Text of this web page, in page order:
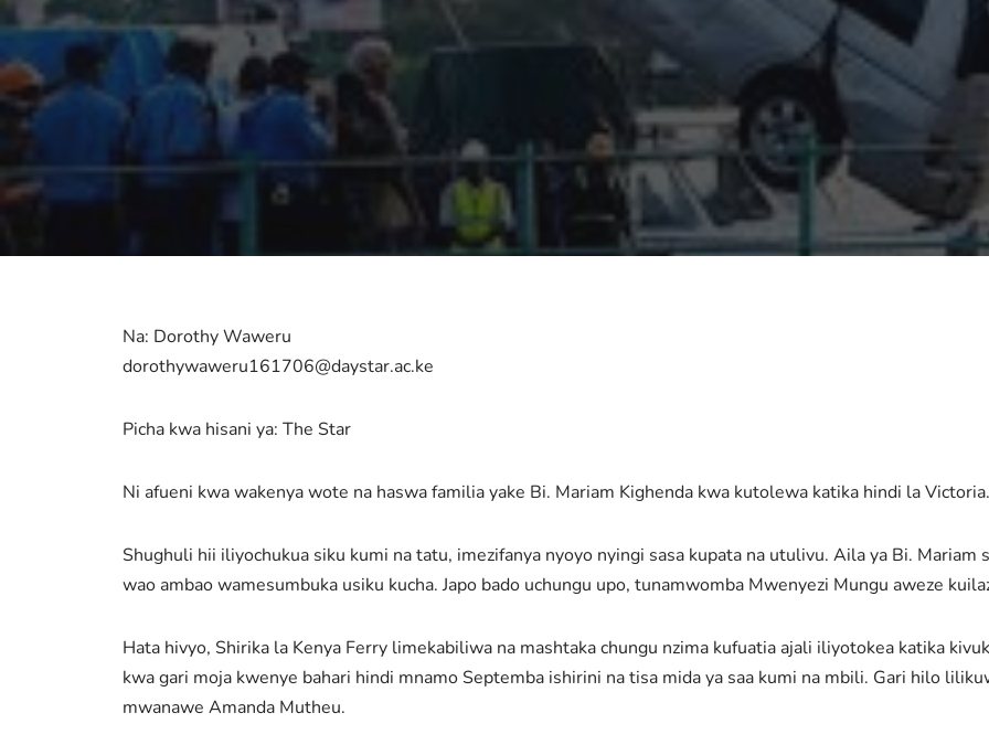
Na: Dorothy Waweru
dorothywaweru161706@daystar.ac.ke
Picha kwa hisani ya: The Star
Ni afueni kwa wakenya wote na haswa familia yake Bi. Mariam Kighenda kwa kutolewa katika hindi la Victoria.
Shughuli hii iliyochukua siku kumi na tatu, imezifanya nyoyo nyingi sasa kupata na utulivu. Aila ya Bi. Mariam
wao ambao wamesumbuka usiku kucha. Japo bado uchungu upo, tunamwomba Mwenyezi Mungu aweze
Hata hivyo, Shirika la Kenya Ferry limekabiliwa na mashtaka chungu nzima kufuatia ajali iliyotokea katika
kwa gari moja kwenye bahari hindi mnamo Septemba ishirini na tisa mida ya saa kumi na mbili. Gari hilo
mwanawe Amanda Mutheu.